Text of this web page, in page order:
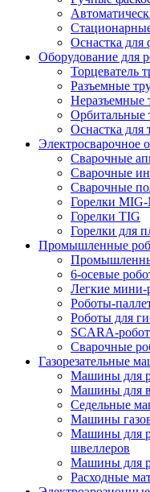
Оснастка для
Оборудование для
Торцеватель
Разъемные
Неразъемные
Орбитальные
Оснастка для
Электросварочное
Сварочные
Сварочные
Сварочные
Горелки
Горелки TIG
Горелки для
Промышленные
6-осевые
Легкие мини-
Роботы-
Роботы для
SCARA-
Сварочные
Газорезательные
Машины для
Машины для
Седельные
Машины
Машины для
швеллеров
Машины для
Расходные